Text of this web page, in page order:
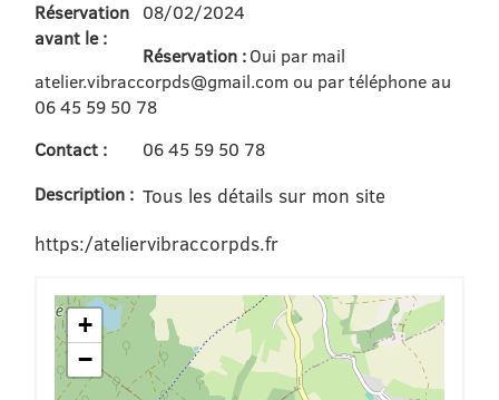
Réservation
avant le :
08/02/2024
Réservation : Oui par mail
atelier.vibraccorpds@gmail.com ou par téléphone au
06 45 59 50 78
Contact :
06 45 59 50 78
Description : Tous les détails sur mon site
https:/ateliervibraccorpds.fr
+
−